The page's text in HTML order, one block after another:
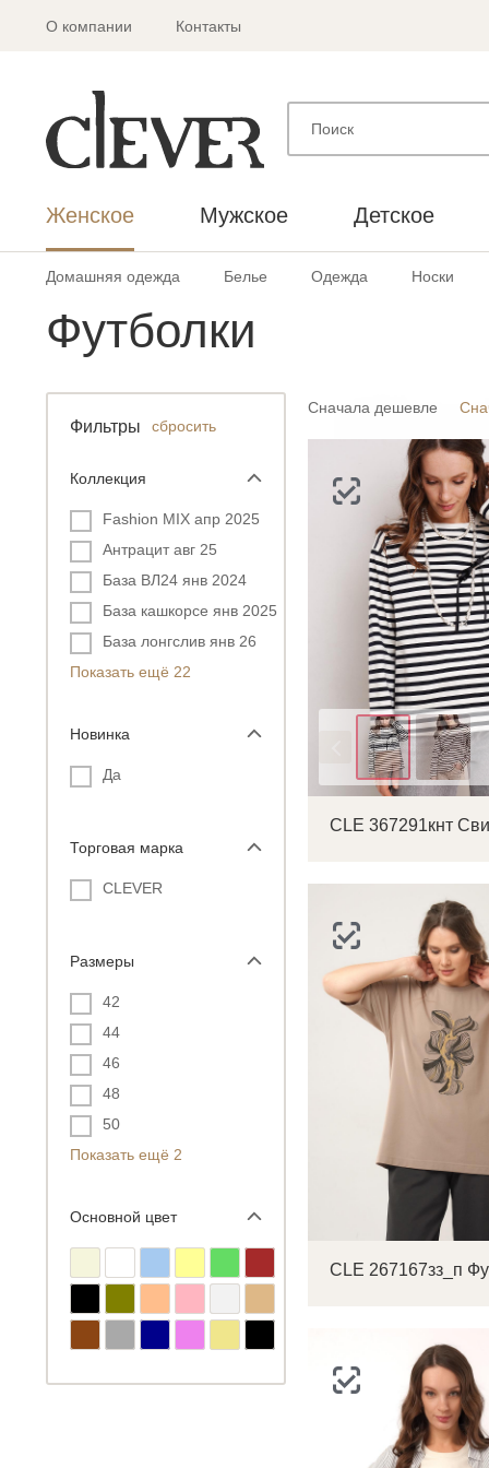
О компании Контакты
Женское Мужское Детское
Домашняя одежда Белье Одежда Носки
Футболки
Фильтры сбросить
Коллекция
Fashion MIX апр 2025
Антрацит авг 25
База ВЛ24 янв 2024
База кашкорсе янв 2025
База лонгслив янв 26
Показать ещё 22
Новинка
Да
Торговая марка
CLEVER
Размеры
42
44
46
48
50
Показать ещё 2
Основной цвет
Сначала дешевле